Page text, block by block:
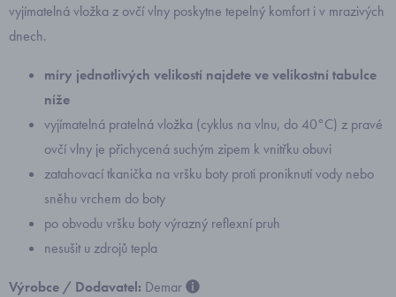
vyjímatelná vložka z ovčí vlny poskytne tepelný komfort i v mrazivých
dnech.
míry jednotlivých velikostí najdete ve velikostní tabulce
níže
vyjímatelná pratelná vložka (cyklus na vlnu, do 40°C) z pravé
ovčí vlny je přichycená suchým zipem k vnitřku obuvi
zatahovací tkanička na vršku boty proti proniknutí vody nebo
sněhu vrchem do boty
po obvodu vršku boty výrazný reflexní pruh
nesušit u zdrojů tepla
Výrobce / Dodavatel: Demar